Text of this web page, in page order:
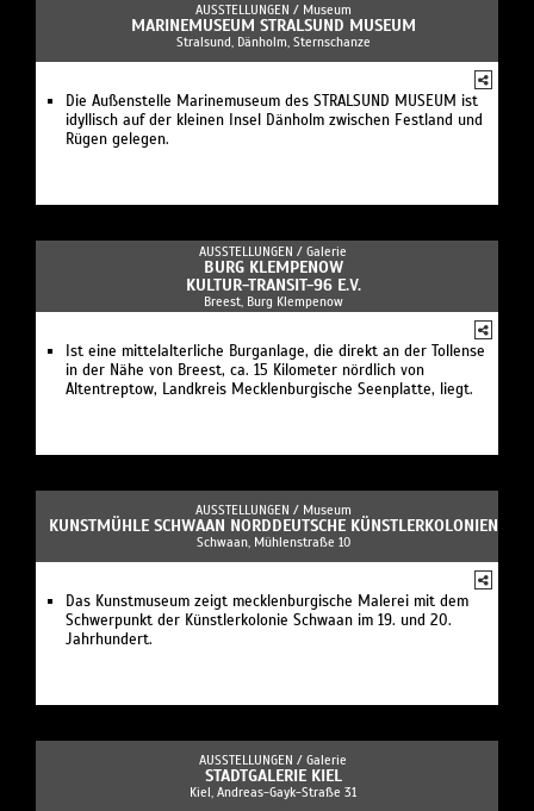
AUSSTELLUNGEN / Museum
MARINEMUSEUM STRALSUND MUSEUM
Stralsund, Dänholm, Sternschanze
Die Außenstelle Marinemuseum des STRALSUND MUSEUM ist
idyllisch auf der kleinen Insel Dänholm zwischen Festland und
Rügen gelegen.
AUSSTELLUNGEN / Galerie
BURG KLEMPENOW
KULTUR-TRANSIT-96 E.V.
Breest, Burg Klempenow
Ist eine mittelalterliche Burganlage, die direkt an der Tollense
in der Nähe von Breest, ca. 15 Kilometer nördlich von
Altentreptow, Landkreis Mecklenburgische Seenplatte, liegt.
AUSSTELLUNGEN / Museum
KUNSTMÜHLE SCHWAAN NORDDEUTSCHE KÜNSTLERKOLONIEN
Schwaan, Mühlenstraße 10
Das Kunstmuseum zeigt mecklenburgische Malerei mit dem
Schwerpunkt der Künstlerkolonie Schwaan im 19. und 20.
Jahrhundert.
AUSSTELLUNGEN / Galerie
STADTGALERIE KIEL
Kiel, Andreas-Gayk-Straße 31